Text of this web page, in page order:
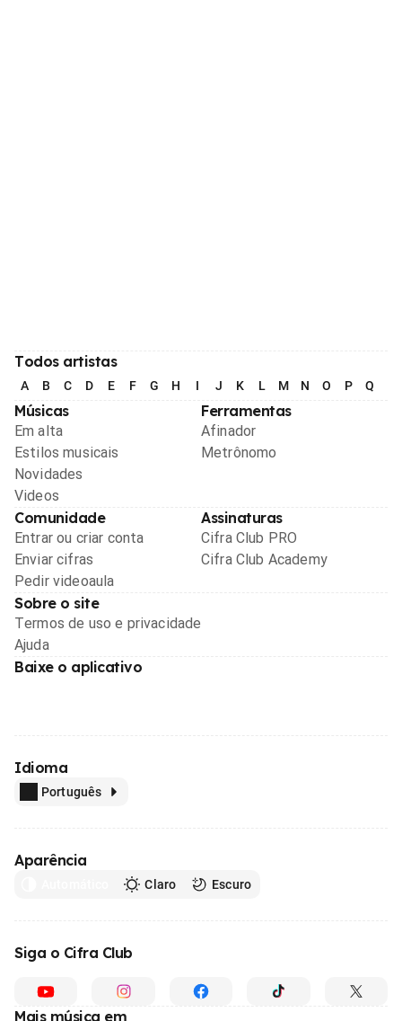
Todos artistas
A B C D E F G H I J K L M N O P Q
Músicas
Em alta
Estilos musicais
Novidades
Videos
Ferramentas
Afinador
Metrônomo
Comunidade
Entrar ou criar conta
Enviar cifras
Pedir videoaula
Assinaturas
Cifra Club PRO
Cifra Club Academy
Sobre o site
Termos de uso e privacidade
Ajuda
Baixe o aplicativo
Idioma
Português
Aparência
Claro Escuro
Siga o Cifra Club
Mais música em